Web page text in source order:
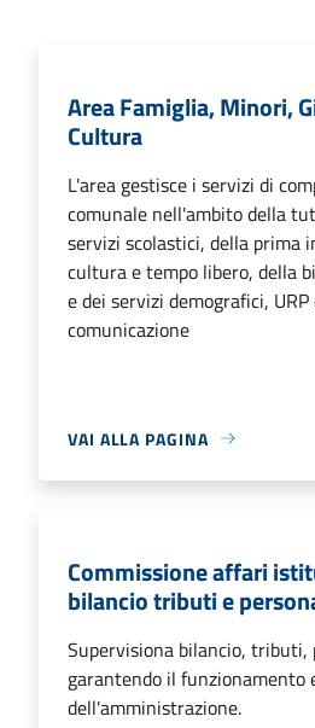
Area Famiglia, Minori,
Cultura
L'area gestisce i servizi di
comunale nell'ambito della
servizi scolastici, della prima
cultura e tempo libero, della
e dei servizi demografici, URP
comunicazione
VAI ALLA PAGINA
Commissione affari
bilancio tributi e
Supervisiona bilancio, tributi,
garantendo il funzionamento
dell'amministrazione.